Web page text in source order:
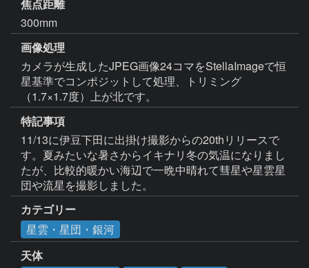
焦点距離
300mm
画像処理
カメラが生成したJPEG画像24コマをStellaImageで恒
星基準でコンポジットして処理、トリミング
（1.7×1.7度）上が北です。
特記事項
11/13に伊豆下田に出掛け撮影からの20thリリースで
す。夏みたいな暑さからイキナリ冬の気温になりまし
たが、比較的暖かい海辺で一晩中晴れて彗星や星雲星
団や流星を撮影しました。
カテゴリー
星雲・星団・銀河
天体